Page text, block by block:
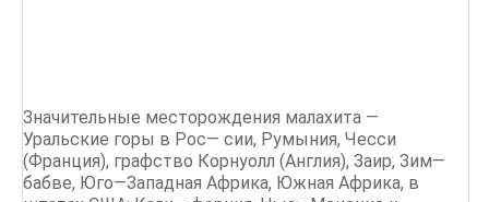
Значительные месторождения малахита —
Уральские горы в Рос— сии, Румыния, Чесси
(Франция), графство Корнуолл (Англия), Заир, Зим—
бабве, Юго—Западная Африка, Южная Африка, в